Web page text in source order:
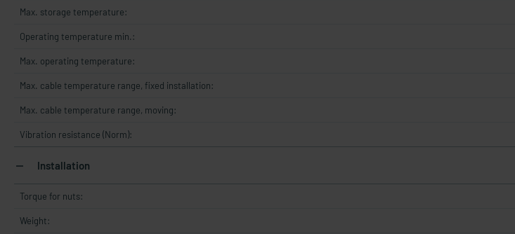
Max. storage temperature:
Operating temperature min.:
Max. operating temperature:
Max. cable temperature range, fixed installation:
Max. cable temperature range, moving:
Vibration resistance (Norm):
Installation
Torque for nuts:
Weight: